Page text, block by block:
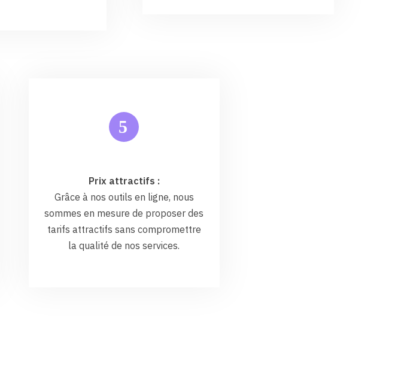
5
Prix attractifs :
Grâce à nos outils en ligne, nous
sommes en mesure de proposer des
tarifs attractifs sans compromettre
la qualité de nos services.